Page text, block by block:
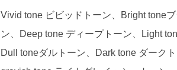
Vivid tone ビビッドトーン、Bright tone
ン、Deep tone ディープトーン、Light
Dull toneダルトーン、Dark tone ダーク